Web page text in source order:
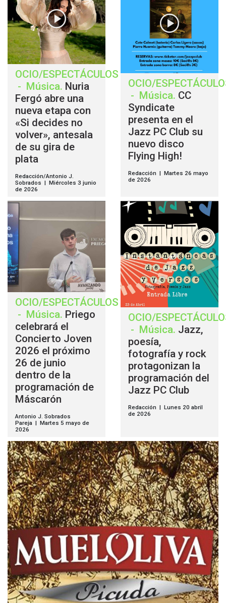
OCIO/ESPECTÁCULOS
- Música. Nuria
Fergó abre una
nueva etapa con
«Si decides no
volver», antesala
de su gira de
plata
Redacción/Antonio J.
Sobrados | Miércoles 3 junio
de 2026
OCIO/
- Música. CC
Syndicate
presenta en el
Jazz PC Club su
nuevo disco
Flying High!
Redacción | Martes 26 mayo
de 2026
OCIO/ESPECTÁCULOS
- Música. Priego
celebrará el
Concierto Joven
2026 el próximo
26 de junio
dentro de la
programación de
Máscarón
Antonio J. Sobrados
Pareja | Martes 5 mayo de
2026
OCIO/
- Música. Jazz,
poesía,
fotografía y rock
protagonizan la
programación del
Jazz PC Club
Redacción | Lunes 20 abril
de 2026